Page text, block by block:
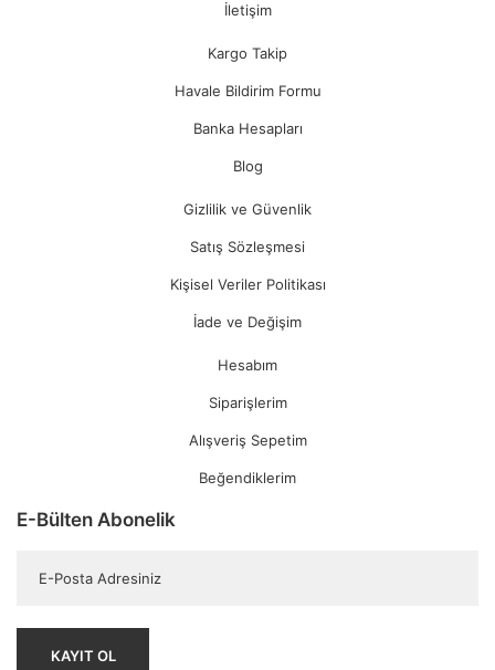
İletişim
Kargo Takip
Havale Bildirim Formu
Banka Hesapları
Blog
Gizlilik ve Güvenlik
Satış Sözleşmesi
Kişisel Veriler Politikası
İade ve Değişim
Hesabım
Siparişlerim
Alışveriş Sepetim
Beğendiklerim
E-Bülten Abonelik
KAYIT OL